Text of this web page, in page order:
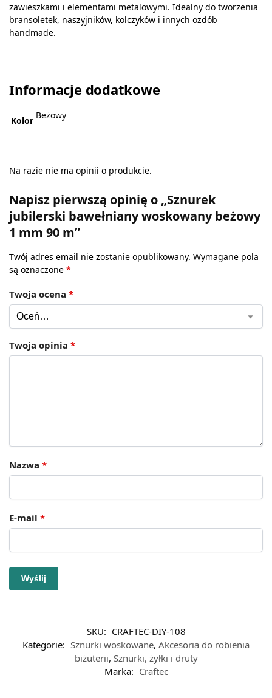
zawieszkami i elementami metalowymi. Idealny do tworzenia
bransoletek, naszyjników, kolczyków i innych ozdób
handmade.
Informacje dodatkowe
Kolor Beżowy
Na razie nie ma opinii o produkcie.
Napisz pierwszą opinię o „Sznurek
jubilerski bawełniany woskowany beżowy
1 mm 90 m”
Twój adres email nie zostanie opublikowany. Wymagane pola
są oznaczone *
Twoja ocena *
Twoja opinia *
Nazwa *
E-mail *
SKU: CRAFTEC-DIY-108
Kategorie: Sznurki woskowane, Akcesoria do robienia
biżuterii, Sznurki, żyłki i druty
Marka: Craftec